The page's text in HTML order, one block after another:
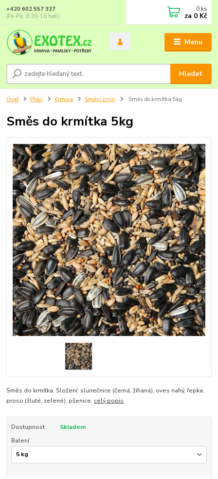
Menu
Hledat
+420 602 557 327
(Po-Pá, 8:30-16 hod.)
0 ks
za 0 Kč
Úvod Ptáci Krmiva Směsi zrnin Směs do krmítka 5kg
Směs do krmítka 5kg
Směs do krmítka. Složení: slunečnice (černá, žíhaná), oves nahý, řepka,
proso (žluté, zelené), pšenice. celý popis
Dostupnost
Skladem
Balení